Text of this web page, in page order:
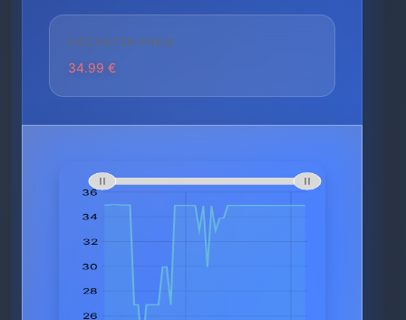
HÖCHSTER PREIS
34.99 €